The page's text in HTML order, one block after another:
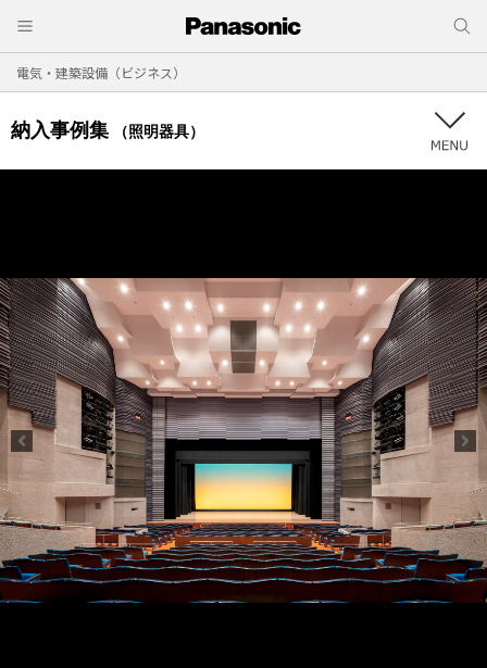
電気・建築設備（ビジネス）
納入事例集 （照明器具）